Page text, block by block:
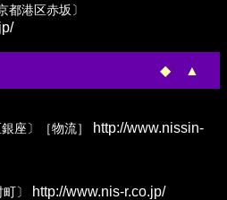
都港区赤坂〕
◆ ▲
座〕［物流］
http://www.nissin-
〕 http://www.nis-r.co.jp/